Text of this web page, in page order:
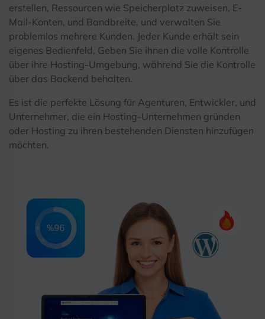
erstellen, Ressourcen wie Speicherplatz zuweisen, E-
Mail-Konten, und Bandbreite, und verwalten Sie
problemlos mehrere Kunden. Jeder Kunde erhält sein
eigenes Bedienfeld, Geben Sie ihnen die volle Kontrolle
über ihre Hosting-Umgebung, während Sie die Kontrolle
über das Backend behalten.
Es ist die perfekte Lösung für Agenturen, Entwickler, und
Unternehmer, die ein Hosting-Unternehmen gründen
oder Hosting zu ihren bestehenden Diensten hinzufügen
möchten.